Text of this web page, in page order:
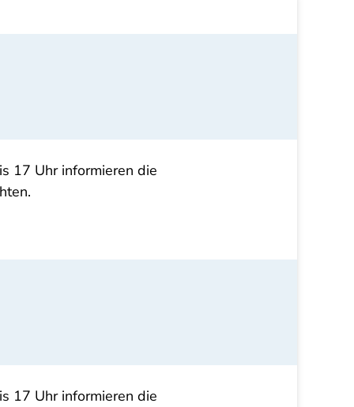
17 Uhr informieren die
17 Uhr informieren die